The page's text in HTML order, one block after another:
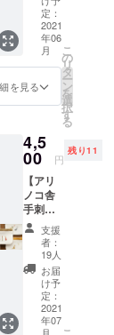
下さ
い。 ※
柄を選
びたい
方は
【jam
tun えら
んで楽
自分だ
けのオ
リジナ
ル《セ
ミオー
ダー》
アフリ
カ布の
ミニ財
布】の
リター
ンをご
利用く
ださ
望の生
地(柄)を
選択し
てくだ
・
B,C,D,E
希望の
配色を
「備考
欄」へ
記入し
てくだ
さい。
・備考
欄に
「おま
かせ」
とご記
入いた
だいた
ディン
グの為
に新デ
ザイン
を作成
してく
と刺繍
のユル
さが魅
力的で
す。 ※
ひとつ
ひとつ
手縫い
にて刺
繍して
いただ
くた
め、仕
上がり
ヤの山
間部に
ある
「ロク
タ」と
いう木
１枚手
漉で作
た、素
朴なの
に上品
で強度
もある
「ロク
タ紙」
を使っ
て、紙
のミニ
財布を
財布】
●ミニ財
《nami
noriwac
ca ×
SIRUH
A》１個
と同じ
笠岡市
で活動
してい
る染色
作家の
「nami
noriwac
ca(ナミ
ノリ
ワッ
カ)」さ
ん。
SIRUH
定：
2021
年06
月
を見る
こ
の
リ
タ
ー
ン
を
選
択
す
る
4,5
00 円
残り11
【アリ
ノコ舎
手刺繍
のミニ
財布】
●ミニ財
布《ア
リノコ
舎 ×
SIRUH
A》１個
支援
者：
19人
お届
け予
定：
2021
年07